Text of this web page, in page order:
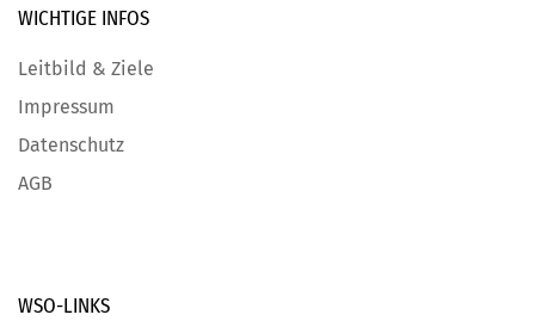
WICHTIGE INFOS
Leitbild & Ziele
Impressum
Datenschutz
AGB
WSO-LINKS